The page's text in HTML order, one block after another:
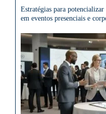
Estratégias para
em eventos presenciais e